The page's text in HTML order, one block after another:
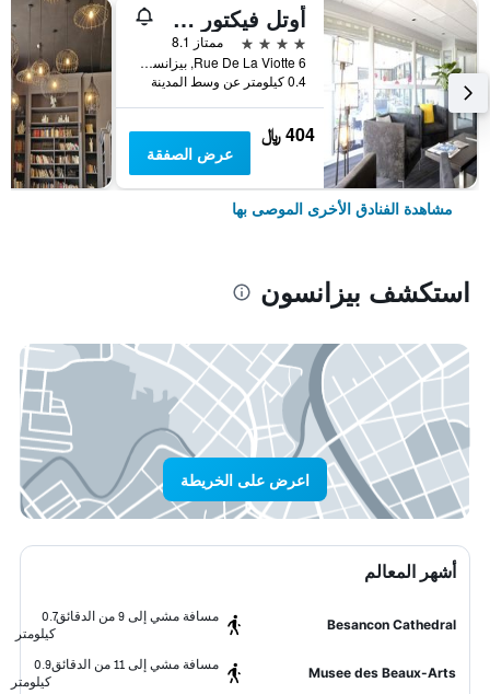
أوتل فيكتور هوجو آند سبا
4 نجوم
ممتاز 8.1
6 Rue De La Viotte, بيزانسون, إقليم دوبس, فرنسا
0.4 كيلومتر عن وسط المدينة
404 ﷼
عرض الصفقة
مشاهدة الفنادق الأخرى الموصى بها
استكشف بيزانسون
اعرض على الخريطة
أشهر المعالم
Besancon Cathedral
مسافة مشي إلى 9 من الدقائق
0.7
كيلومتر
Musee des Beaux-Arts
مسافة مشي إلى 11 من الدقائق
0.9
كيلومتر